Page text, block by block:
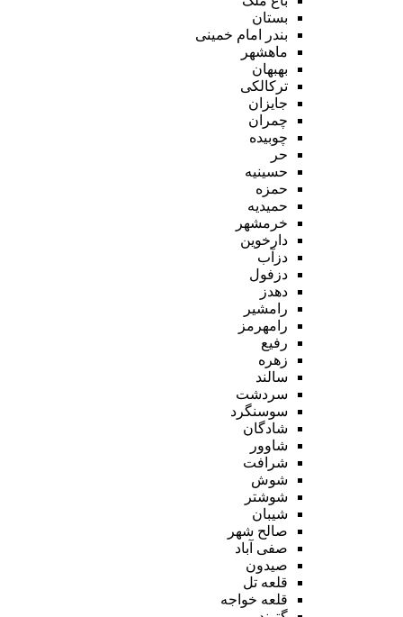
بستان
بندر امام خمینی
ماهشهر
بهبهان
ترکالکی
جایزان
چمران
چوبیده
حر
حسینیه
حمزه
حمیدیه
خرمشهر
دارخوین
دزآب
دزفول
دهدز
رامشیر
رامهرمز
رفیع
زهره
سالند
سردشت
سوسنگرد
شادگان
شاوور
شرافت
شوش
شوشتر
شیبان
صالح شهر
صفی آباد
صیدون
قلعه تل
قلعه خواجه